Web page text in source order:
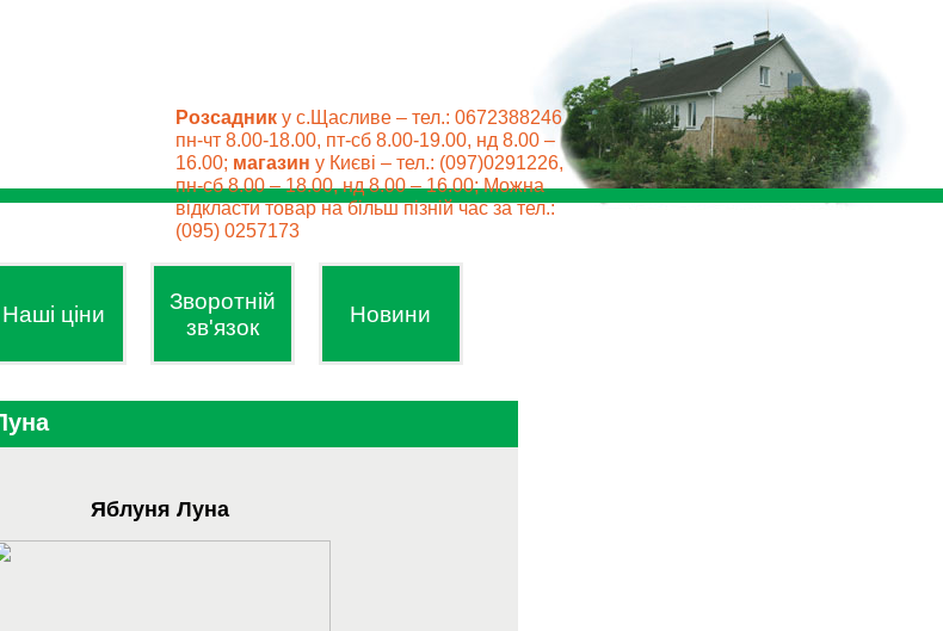
Розсадник у с.Щасливе – тел.: 0672388246
пн-чт 8.00-18.00, пт-сб 8.00-19.00, нд 8.00 –
16.00; магазин у Києві – тел.: (097)0291226,
пн-сб 8.00 – 18.00, нд 8.00 – 16.00; Можна
відкласти товар на більш пізній час за тел.:
(095) 0257173
Наші ціни
Зворотній
зв'язок
Новини
Яблуня Луна